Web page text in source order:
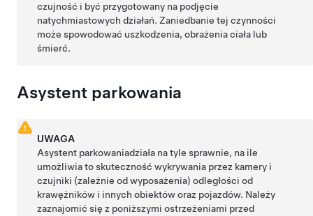
czujność i być przygotowany na podjęcie
natychmiastowych działań. Zaniedbanie tej czynności
może spowodować uszkodzenia, obrażenia ciała lub
śmierć.
Asystent parkowania
UWAGA
Asystent parkowaniadziała na tyle sprawnie, na ile
umożliwia to skuteczność wykrywania przez kamery i
czujniki (zależnie od wyposażenia) odległości od
krawężników i innych obiektów oraz pojazdów. Należy
zaznajomić się z poniższymi ostrzeżeniami przed